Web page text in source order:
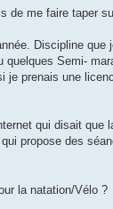
de me faire taper
Discipline que
Semi-
prenais une
qui disait que
propose des
la natation/Vélo ?